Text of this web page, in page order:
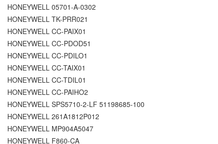
HONEYWELL 05701-A-0302
HONEYWELL TK-PRR021
HONEYWELL CC-PAIX01
HONEYWELL CC-PDOD51
HONEYWELL CC-PDILO1
HONEYWELL CC-TAIX01
HONEYWELL CC-TDIL01
HONEYWELL CC-PAIHO2
HONEYWELL SPS5710-2-LF 51198685-100
HONEYWELL 261A1812P012
HONEYWELL MP904A5047
HONEYWELL F860-CA